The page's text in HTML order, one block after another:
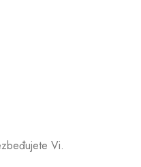
Vi.